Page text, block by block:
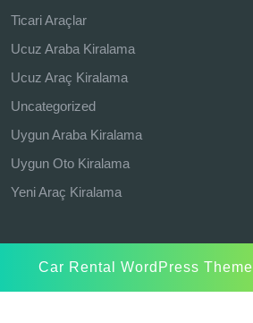
Ticari Araçlar
Ucuz Araba Kiralama
Ucuz Araç Kiralama
Uncategorized
Uygun Araba Kiralama
Uygun Oto Kiralama
Yeni Araç Kiralama
Car Rental WordPress Theme